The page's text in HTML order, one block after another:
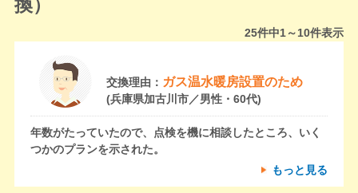
換）
25件中1～10件表示
交換理由： ガス温水暖房設置のため
(兵庫県加古川市／男性・60代)
年数がたっていたので、点検を機に相談したところ、いく
つかのプランを示された。
もっと見る